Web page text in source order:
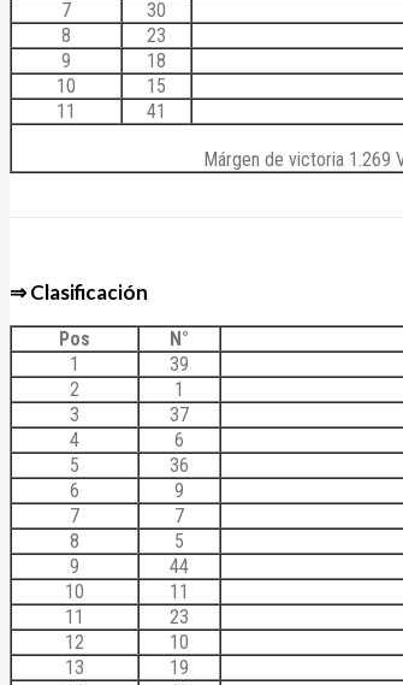
7
30
8
23
9
18
10
15
11
41
Márgen de victoria 1.269
⇒ Clasificación
Pos N°
1
39
2
1
3
37
4
6
5
36
6
9
7
7
8
5
9
44
10
11
11
23
12
10
13
19